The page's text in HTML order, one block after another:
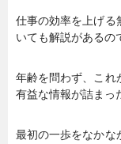
仕事の効率を上げる
いても解説があるの
年齢を問わず、これ
有益な情報が詰まっ
最初の一歩をなかな